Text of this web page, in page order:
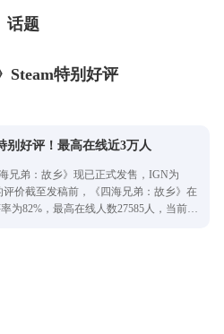
话题
Steam特别好评
别好评！最高在线近3万人
兄弟：故乡》现已正式发售，IGN为
评价截至发稿前，《四海兄弟：故乡》在
为82%，最高在线人数27585人，当前在